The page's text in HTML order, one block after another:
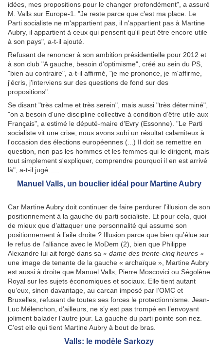
idées, mes propositions pour le changer profondément", a assuré
M. Valls sur Europe-1. "Je reste parce que c'est ma place. Le
Parti socialiste ne m'appartient pas, il n'appartient pas à Martine
Aubry, il appartient à ceux qui pensent qu'il peut être encore utile
à son pays", a-t-il ajouté.
Refusant de renoncer à son ambition présidentielle pour 2012 et
à son club "A gauche, besoin d'optimisme", créé au sein du PS,
"bien au contraire", a-t-il affirmé, "je me prononce, je m'affirme,
j'écris, j'interviens sur des questions de fond sur des
propositions".
Se disant "très calme et très serein", mais aussi "très déterminé",
"on a besoin d'une discipline collective à condition d'être utile aux
Français", a estimé le député-maire d'Evry (Essonne). "Le Parti
socialiste vit une crise, nous avons subi un résultat calamiteux à
l'occasion des élections européennes (...) Il doit se remettre en
question, non pas les hommes et les femmes qui le dirigent, mais
tout simplement s'expliquer, comprendre pourquoi il en est arrivé
là", a-t-il jugé......
Manuel Valls, un bouclier idéal pour Martine Aubry
Car Martine Aubry doit continuer de faire perdurer l’illusion de son
positionnement à la gauche du parti socialiste. Et pour cela, quoi
de mieux que d’attaquer une personnalité qui assume son
positionnement à l’aile droite ? Illusion parce que bien qu’élue sur
le refus de l’alliance avec le MoDem (2), bien que Philippe
Alexandre lui ait forgé dans sa « dame des trente-cinq heures »
une image de tenante de la gauche « archaïque », Martine Aubry
est aussi à droite que Manuel Valls, Pierre Moscovici ou Ségolène
Royal sur les sujets économiques et sociaux. Elle tient autant
qu’eux, sinon davantage, au carcan imposé par l’OMC et
Bruxelles, refusant de toutes ses forces le protectionnisme. Jean-
Luc Mélenchon, d’ailleurs, ne s’y est pas trompé en l’envoyant
joliment balader l’autre jour. La gauche du parti pointe son nez.
C’est elle qui tient Martine Aubry à bout de bras.
Valls: le modèle Sarkozy